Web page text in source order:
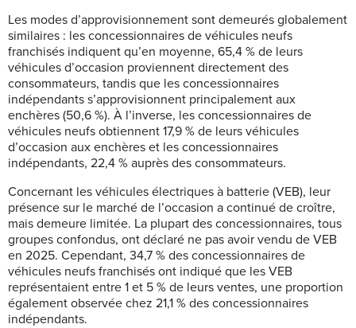
Les modes d’approvisionnement sont demeurés globalement
similaires : les concessionnaires de véhicules neufs
franchisés indiquent qu’en moyenne, 65,4 % de leurs
véhicules d’occasion proviennent directement des
consommateurs, tandis que les concessionnaires
indépendants s’approvisionnent principalement aux
enchères (50,6 %). À l’inverse, les concessionnaires de
véhicules neufs obtiennent 17,9 % de leurs véhicules
d’occasion aux enchères et les concessionnaires
indépendants, 22,4 % auprès des consommateurs.
Concernant les véhicules électriques à batterie (VEB), leur
présence sur le marché de l’occasion a continué de croître,
mais demeure limitée. La plupart des concessionnaires, tous
groupes confondus, ont déclaré ne pas avoir vendu de VEB
en 2025. Cependant, 34,7 % des concessionnaires de
véhicules neufs franchisés ont indiqué que les VEB
représentaient entre 1 et 5 % de leurs ventes, une proportion
également observée chez 21,1 % des concessionnaires
indépendants.